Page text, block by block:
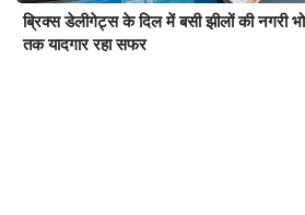
ब्रिक्स डेलीगेट्स के दिल में बसी झीलों की नगरी
तक यादगार रहा सफर